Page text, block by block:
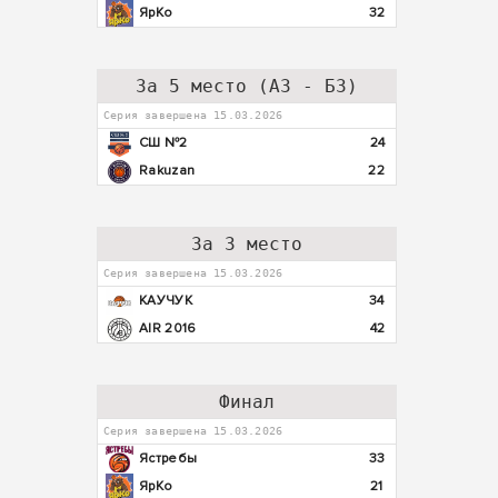
ЯрКо 32
За 5 место (А3 - Б3)
Серия завершена 15.03.2026
СШ №2
24
Rakuzan
22
За 3 место
Серия завершена 15.03.2026
КАУЧУК
34
AIR 2016
42
Финал
Серия завершена 15.03.2026
Ястребы
33
ЯрКо
21